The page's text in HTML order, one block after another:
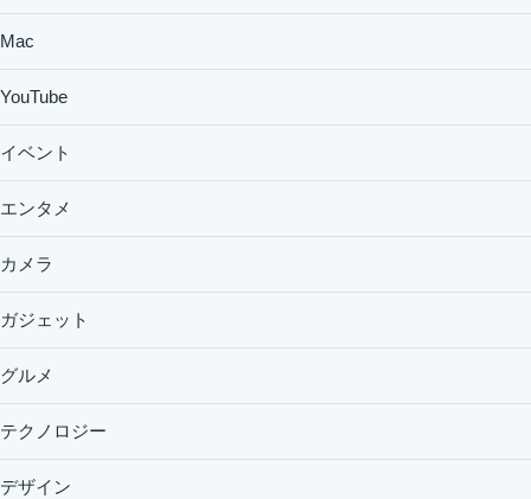
Mac
YouTube
イベント
エンタメ
カメラ
ガジェット
グルメ
テクノロジー
デザイン